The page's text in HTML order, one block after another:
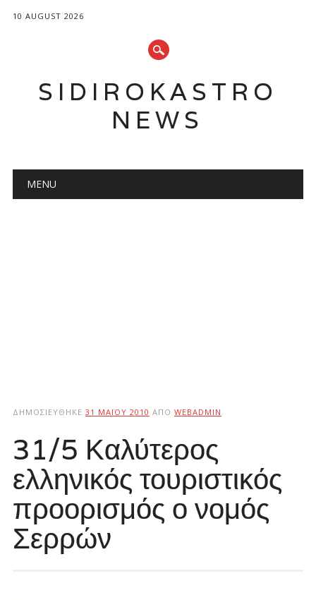
10 AUGUST 2026
SIDIROKASTRO
NEWS
Main menu
MENU
ΔΗΜΟΣΙΕΎΘΗΚΕ 31 ΜΑΪ́ΟΥ 2010 ΑΠΌ WEBADMIN
31/5 Καλύτερος
ελληνικός τουριστικός
προορισμός ο νομός
Σερρών